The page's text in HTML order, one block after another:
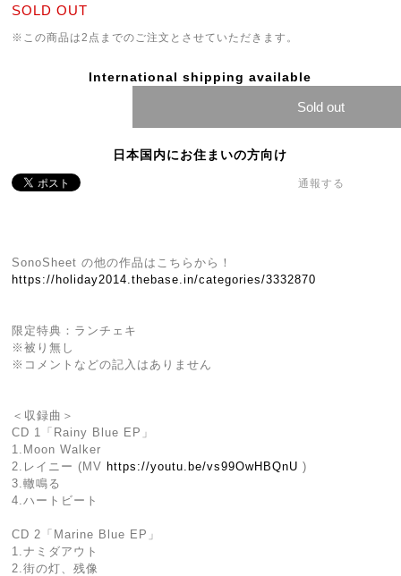
SOLD OUT
※この商品は2点までのご注文とさせていただきます。
International shipping available
Sold out
日本国内にお住まいの方向け
通報する
SonoSheet の他の作品はこちらから！
https://holiday2014.thebase.in/categories/3332870
限定特典：ランチェキ
※被り無し
※コメントなどの記入はありません
＜収録曲＞
CD 1「Rainy Blue EP」
1.Moon Walker
2.レイニー (MV https://youtu.be/vs99OwHBQnU )
3.轍鳴る
4.ハートビート
CD 2「Marine Blue EP」
1.ナミダアウト
2.街の灯、残像